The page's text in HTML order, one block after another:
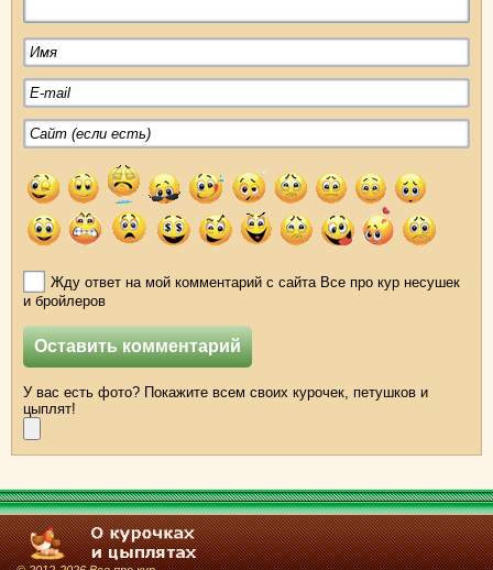
Жду ответ на мой комментарий с сайта Все про кур несушек
и бройлеров
У вас есть фото? Покажите всем своих курочек, петушков и
цыплят!